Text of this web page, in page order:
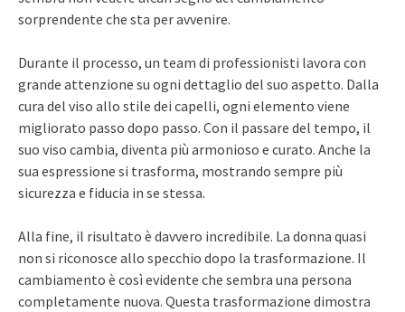
sorprendente che sta per avvenire.
Durante il processo, un team di professionisti lavora con
grande attenzione su ogni dettaglio del suo aspetto. Dalla
cura del viso allo stile dei capelli, ogni elemento viene
migliorato passo dopo passo. Con il passare del tempo, il
suo viso cambia, diventa più armonioso e curato. Anche la
sua espressione si trasforma, mostrando sempre più
sicurezza e fiducia in se stessa.
Alla fine, il risultato è davvero incredibile. La donna quasi
non si riconosce allo specchio dopo la trasformazione. Il
cambiamento è così evidente che sembra una persona
completamente nuova. Questa trasformazione dimostra